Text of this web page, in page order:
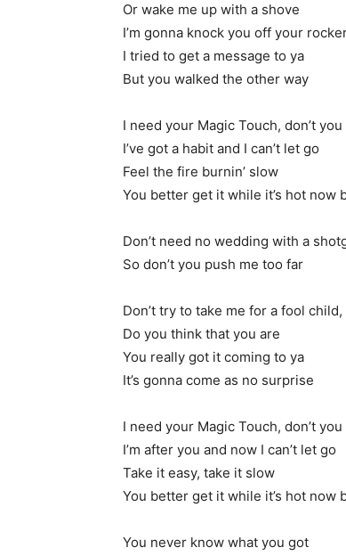
ремонта
Or wake me up with a shove
I’m gonna knock you off your
I tried to get a message to ya
But you walked the other way
I need your Magic Touch, don’t
I’ve got a habit and I can’t let go
Feel the fire burnin’ slow
You better get it while it’s hot now
Don’t need no wedding with a
So don’t you push me too far
Don’t try to take me for a fool
Do you think that you are
You really got it coming to ya
It’s gonna come as no surprise
I need your Magic Touch, don’t
I’m after you and now I can’t let go
Take it easy, take it slow
You better get it while it’s hot now
You never know what you got